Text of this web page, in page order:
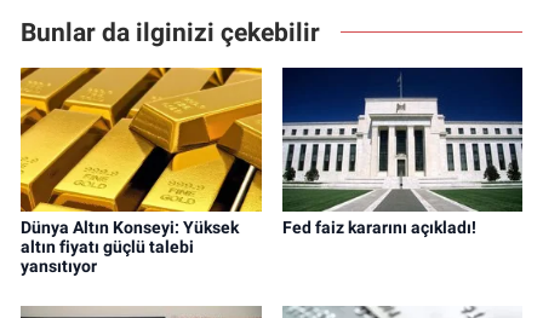
Bunlar da ilginizi çekebilir
Dünya Altın Konseyi: Yüksek
altın fiyatı güçlü talebi
yansıtıyor
Fed faiz kararını açıkladı!